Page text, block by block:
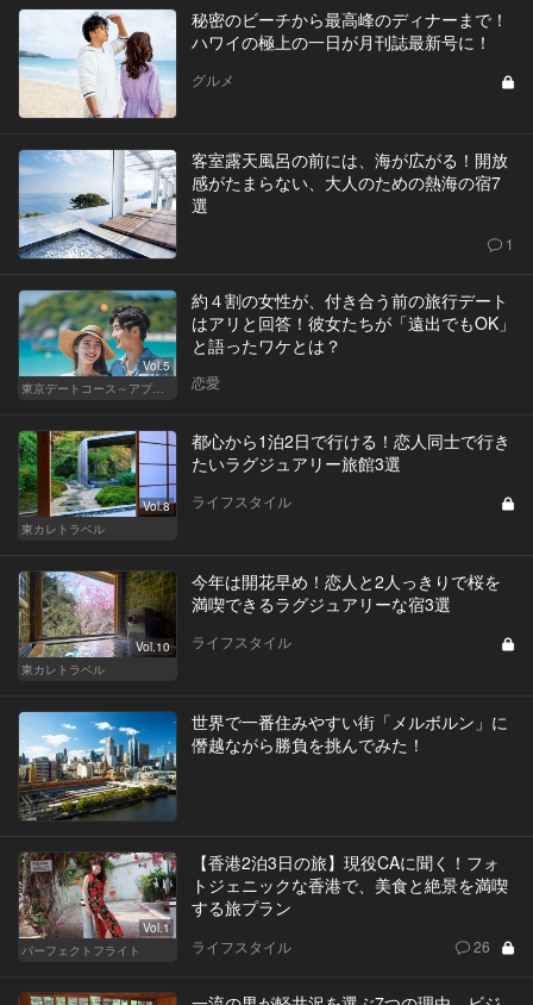
秘密のビーチから最高峰のディナーまで！
ハワイの極上の一日が月刊誌最新号に！
グルメ
客室露天風呂の前には、海が広がる！開放
感がたまらない、大人のための熱海の宿7
選
1
Vol.5
約４割の女性が、付き合う前の旅行デート
はアリと回答！彼女たちが「遠出でもOK」
と語ったワケとは？
恋愛
Vol.8
東カレトラベル
都心から1泊2日で行ける！恋人同士で行き
たいラグジュアリー旅館3選
ライフスタイル
Vol.10
東カレトラベル
今年は開花早め！恋人と2人っきりで桜を
満喫できるラグジュアリーな宿3選
ライフスタイル
世界で一番住みやすい街「メルボルン」に
僭越ながら勝負を挑んでみた！
Vol.1
パーフェクトフライト
【香港2泊3日の旅】現役CAに聞く！フォ
トジェニックな香港で、美食と絶景を満喫
する旅プラン
ライフスタイル 26